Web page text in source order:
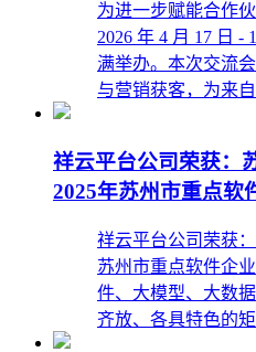
为进一步赋能合作
2026 年 4 月 17 日 -
满举办。本次交流
与营销获客，为来
祥云平台公司荣获：
2025年苏州市重点软
祥云平台公司荣获
苏州市重点软件企
件、大模型、大数
齐放、各具特色的